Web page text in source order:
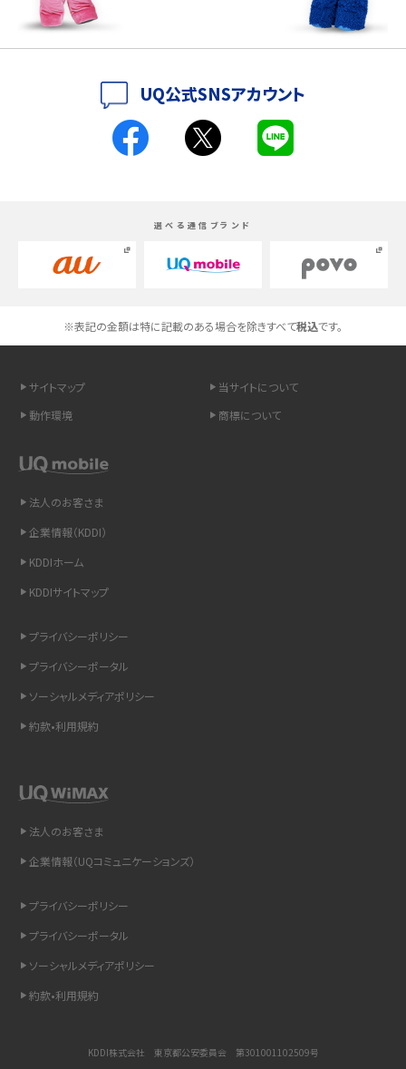
iPhone 16とiPhone 15の違いは？カメラ・スペック・機能を徹底比較
スマホが高い理由は？購入費用を抑える方法や端末を選ぶ時の注意点を解説！
高校生にスマホ制限は必要？所持率やメリット・デメリットを詳しく紹介
スマホのネット通信速度が遅い原因は？すぐできる対処法や見直すポイントを解
iCloudの使用容量を減らす9つの方法！使用状況の確認手順も紹介
インスタのDMの送り方は？便利機能の使い方や注意点をわかりやすく解説
「iPhoneを探す」の使い方と設定方法を紹介！ブラウザやアプリから探す方法を
詳しく解説
Wi-Fiを快適に使うための速度はどれくらい？用途別の目安・回線ごとの平均を
LINEの着信音や通知音の設定・変更方法を解説！鳴らない場合の対処法も紹介
UQ公式SNSアカウント
選べる通信ブランド
※表記の金額は特に記載のある場合を除きすべて税込です。
サイトマップ
当サイトについて
動作環境
商標について
法人のお客さま
企業情報（KDDI）
KDDIホーム
KDDIサイトマップ
プライバシーポリシー
プライバシーポータル
ソーシャルメディアポリシー
約款•利用規約
法人のお客さま
企業情報（UQコミュニケーションズ）
プライバシーポリシー
プライバシーポータル
ソーシャルメディアポリシー
約款•利用規約
KDDI株式会社 東京都公安委員会 第301001102509号